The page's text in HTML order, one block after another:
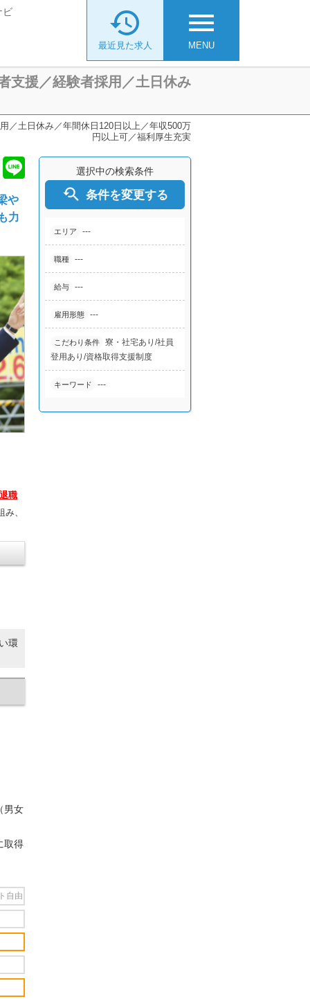
ビ menu
MENU

最近見た求人
支援／経験者採用／土日休み
／土日休み／年間休日120日以上／年収500万
円以上可／福利厚生充実
選択中の検索条件
 条件を変更する
エリア ---
職種 ---
給与 ---
雇用形態 ---
こだわり条件 寮・社宅あり 社員
登用あり 資格取得支援制度
キーワード ---
や
力
退職
、
環
男女
取得
自由